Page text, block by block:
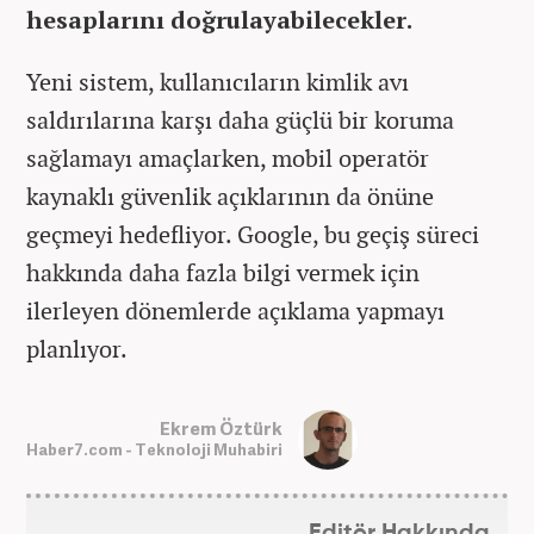
hesaplarını doğrulayabilecekler.
Yeni sistem, kullanıcıların kimlik avı
saldırılarına karşı daha güçlü bir koruma
sağlamayı amaçlarken, mobil operatör
kaynaklı güvenlik açıklarının da önüne
geçmeyi hedefliyor. Google, bu geçiş süreci
hakkında daha fazla bilgi vermek için
ilerleyen dönemlerde açıklama yapmayı
planlıyor.
Ekrem Öztürk
Haber7.com - Teknoloji Muhabiri